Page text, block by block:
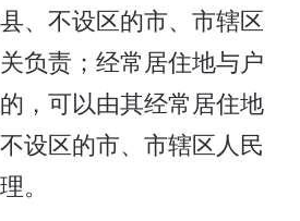
、不设区的市、市辖区
负责；经常居住地与户
，可以由其经常居住地
设区的市、市辖区人民
。